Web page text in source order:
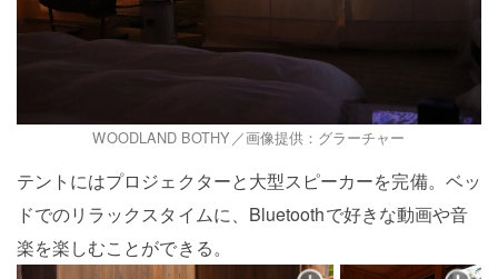
WOODLAND BOTHY／画像提供：グラーチャー
テントにはプロジェクターと大型スピーカーを完備。ベッ
ドでのリラックスタイムに、Bluetoothで好きな動画や音
楽を楽しむことができる。